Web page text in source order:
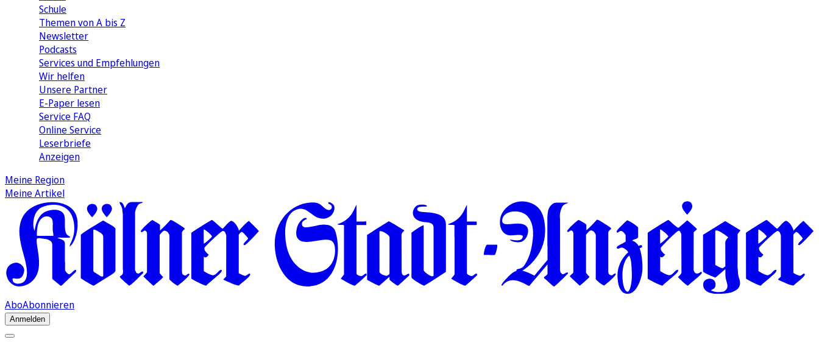
Schule
Themen von A bis Z
Newsletter
Podcasts
Services und Empfehlungen
Wir helfen
Unsere Partner
E-Paper lesen
Service FAQ
Online Service
Leserbriefe
Anzeigen
Meine Region
Meine Artikel
AboAbonnieren
Anmelden